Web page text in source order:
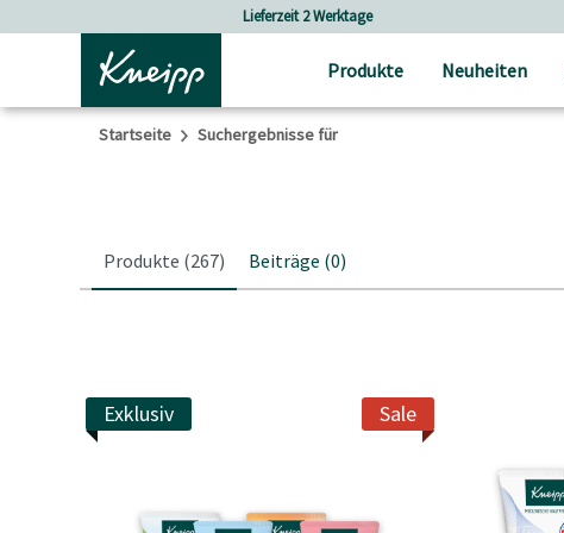
Versandkostenfrei ab 25 € Bestellwert
Produkte Neuheiten
Startseite Suchergebnisse für
Produkte (267) Beiträge (0)
Sale
Exklusiv